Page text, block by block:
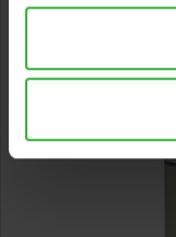
2 weitere